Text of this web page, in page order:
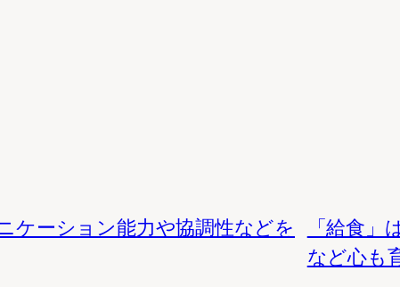
ケーション能力や協調性などを
「給食
など心も